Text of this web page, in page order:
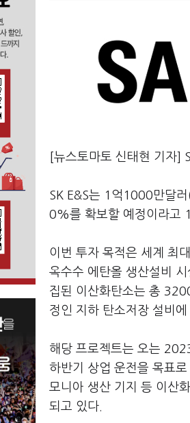
[뉴스토마토 신태현 기자]
SK E&S는 1억1000만달
0%를 확보할 예정이라고
이번 투자 목적은 세계 최
옥수수 에탄올 생산설비
집된 이산화탄소는 총
정인 지하 탄소저장 설비에
해당 프로젝트는 오는
하반기 상업 운전을 목표
모니아 생산 기지 등 이산
되고 있다.